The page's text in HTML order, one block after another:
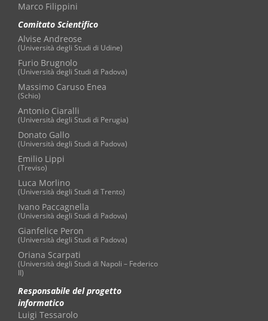
Marco Filippini
Comitato Scientifico
Alvise Andreose
(Università degli Studi di Udine)
Furio Brugnolo
(Università degli Studi di Padova)
Massimo Caruso Enea
(Schio)
Antonio Ciaralli
(Università degli Studi di Perugia)
Donato Gallo
(Università degli Studi di Padova)
Emilio Lippi
(Treviso)
Luca Morlino
(Università degli Studi di Trento)
Ivano Paccagnella
(Università degli Studi di Padova)
Gianfelice Peron
(Università degli Studi di Padova)
Oriana Scarpati
(Università degli Studi di Napoli – Federico
II)
Responsabile del progetto
informatico
Luigi Tessarolo